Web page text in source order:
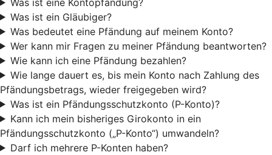
Was ist ein Gläubiger?
Was bedeutet eine Pfändung auf meinem Konto?
Wer kann mir Fragen zu meiner Pfändung beantworten?
Wie kann ich eine Pfändung bezahlen?
Wie lange dauert es, bis mein Konto nach Zahlung des
Pfändungsbetrags, wieder freigegeben wird?
Was ist ein Pfändungsschutzkonto (P-Konto)?
Kann ich mein bisheriges Girokonto in ein
Pfändungsschutzkonto („P-Konto“) umwandeln?
Darf ich mehrere P-Konten haben?